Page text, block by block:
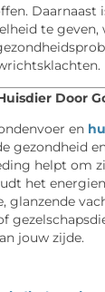
Daarnaast
te
Door
en
gezondheid
helpt om
het
glanzende
jouw zijde.